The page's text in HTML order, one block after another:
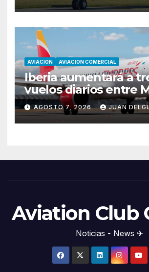
AVIACION AVIACION COMERCIAL
Iberia aumentará a
vuelos diarios entre
Menorca durante el
AGOSTO 7, 2026 JUAN
Aviation Club
Noticias - News ✈